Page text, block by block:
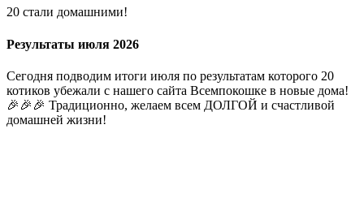
20 стали домашними!
Результаты июля 2026
Сегодня подводим итоги июля по результатам которого 20
котиков убежали с нашего сайта Всемпокошке в новые дома!
🎉🎉🎉 Традиционно, желаем всем ДОЛГОЙ и счастливой
домашней жизни!